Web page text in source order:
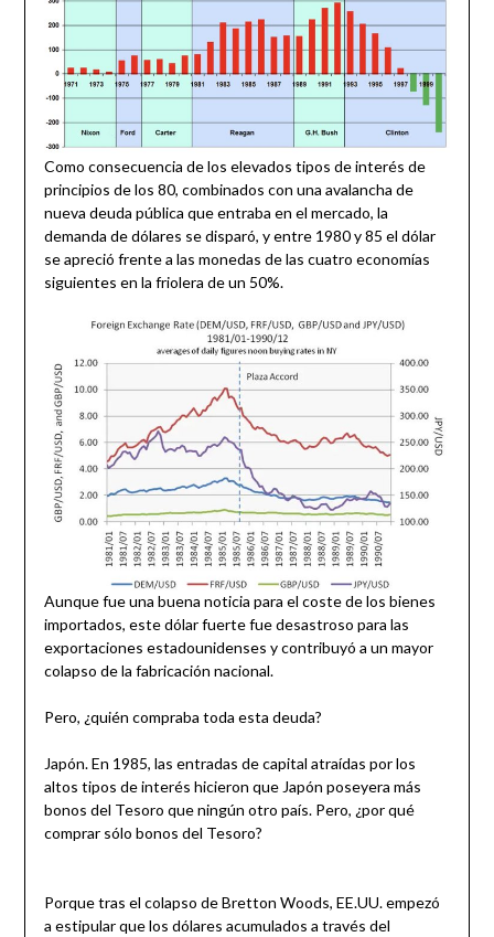
Como consecuencia de los elevados tipos de interés de
principios de los 80, combinados con una avalancha de
nueva deuda pública que entraba en el mercado, la
demanda de dólares se disparó, y entre 1980 y 85 el dólar
se apreció frente a las monedas de las cuatro economías
siguientes en la friolera de un 50%.
Aunque fue una buena noticia para el coste de los bienes
importados, este dólar fuerte fue desastroso para las
exportaciones estadounidenses y contribuyó a un mayor
colapso de la fabricación nacional.
Pero, ¿quién compraba toda esta deuda?
Japón. En 1985, las entradas de capital atraídas por los
altos tipos de interés hicieron que Japón poseyera más
bonos del Tesoro que ningún otro país. Pero, ¿por qué
comprar sólo bonos del Tesoro?
Porque tras el colapso de Bretton Woods, EE.UU. empezó
a estipular que los dólares acumulados a través del